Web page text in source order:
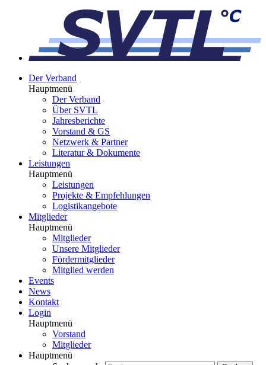
Der Verband
Hauptmenü
Der Verband
Über SVTL
Jahresberichte
Vorstand & GS
Netzwerk & Partner
Literatur & Dokumente
Leistungen
Hauptmenü
Leistungen
Projekte & Empfehlungen
Logistikangebote
Mitglieder
Hauptmenü
Mitglieder
Unsere Mitglieder
Fördermitglieder
Mitglied werden
Events
News
Kontakt
Login
Hauptmenü
Vorstand
Mitglieder
Hauptmenü